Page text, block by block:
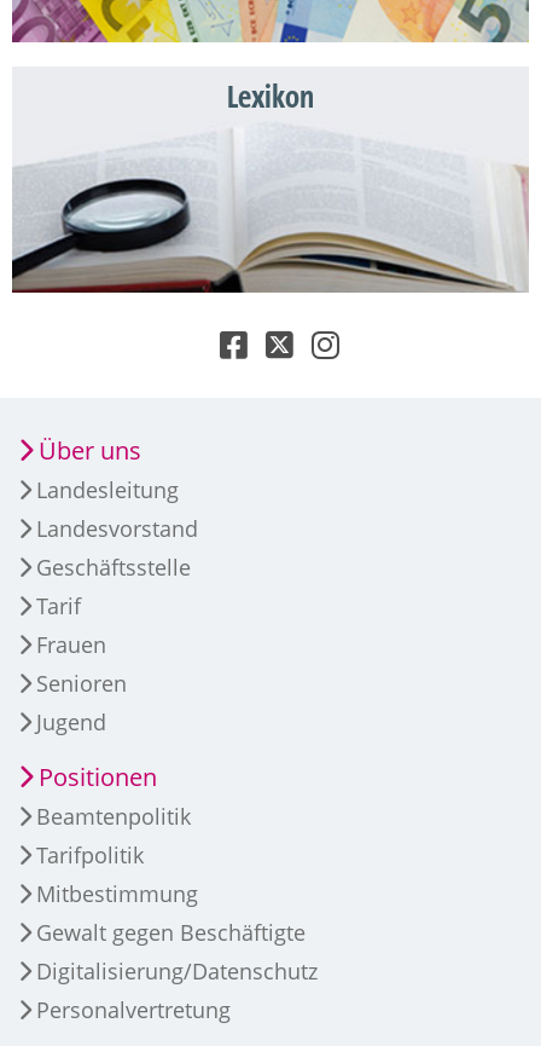
Lexikon
Über uns
Landesleitung
Landesvorstand
Geschäftsstelle
Tarif
Frauen
Senioren
Jugend
Positionen
Beamtenpolitik
Tarifpolitik
Mitbestimmung
Gewalt gegen Beschäftigte
Digitalisierung/Datenschutz
Personalvertretung